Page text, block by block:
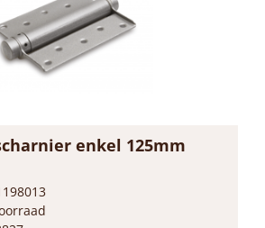
enkel 125mm